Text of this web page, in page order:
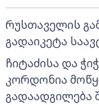
რუსთაველის
გადაიკეტა
ჩიტაძისა და
კორდონია
გადაადგილება